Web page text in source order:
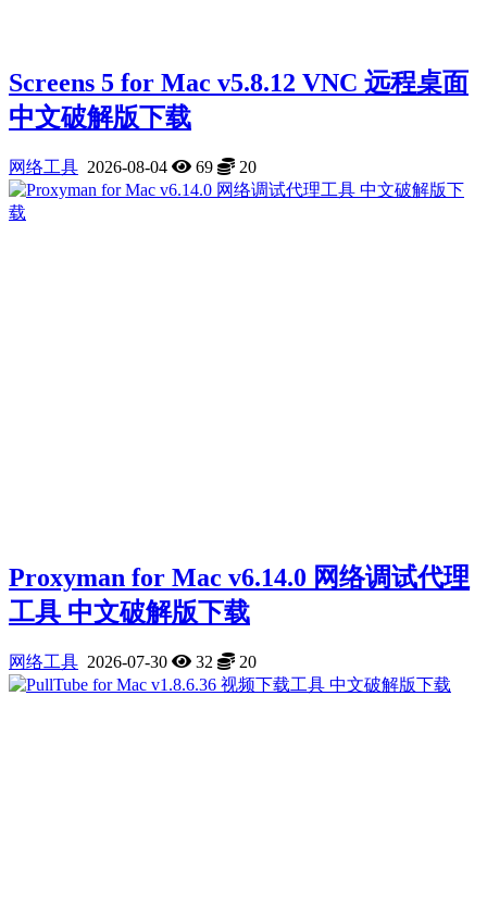
Screens 5 for Mac v5.8.12 VNC 远程桌面
中文破解版下载
网络工具 2026-08-04 69 20
Proxyman for Mac v6.14.0 网络调试代理
工具 中文破解版下载
网络工具 2026-07-30 32 20